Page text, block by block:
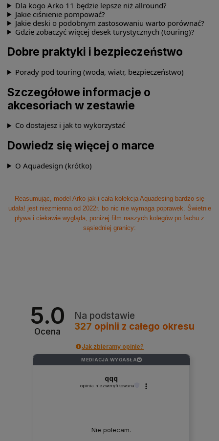
Dla kogo Arko 11 będzie lepsze niż allround?
Jakie ciśnienie pompować?
Jakie deski o podobnym zastosowaniu warto porównać?
Gdzie zobaczyć więcej desek turystycznych (touring)?
Dobre praktyki i bezpieczeństwo
Porady pod touring (woda, wiatr, bezpieczeństwo)
Szczegółowe informacje o
akcesoriach w zestawie
Co dostajesz i jak to wykorzystać
Dowiedz się więcej o marce
O Aquadesign (krótko)
Reasumując, model Arko jak i cała kolekcja Aquadesing bardzo się
udała! jest niezmienna od 2022r. bo nic nie wymaga poprawek. Świetnie
pływa i ciekawie wygląda, poniżej film naszych kolegów po fachu z
sąsiedniej granicy:
5.0
Ocena
Na podstawie
327 opinii z całego okresu
Jak zbieramy opinie?
MEDIACJA WYGASŁA ?
qqq
opinia niezweryfikowana
Nie polecam.